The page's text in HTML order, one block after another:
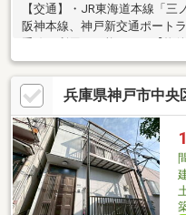
【交通】・JR東海道本線「三
阪神本線、神戸新交通ポート
手線の利用も可能です。【物
保された3階建て「3LDK」。
向きバルコニーが設けられて
室も6帖以上で居住空間にゆと
ジ付き。【2022年5月リフォ
換 システムキッチン・ユニ
ロアタイルやクロス貼替・建
境】・神戸市立中央小学校ま
兵庫県神戸市中央